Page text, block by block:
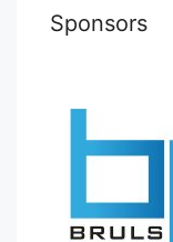
Sponsors